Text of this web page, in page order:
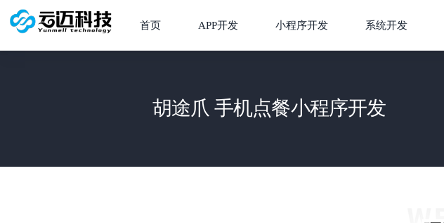
首页 APP开发 小程序开发 系统开发
胡途爪 手机点餐小程序开发